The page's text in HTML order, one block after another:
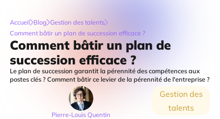
Accueil Blog Gestion des talents
Comment bâtir un plan de succession efficace ?
Comment bâtir un plan de
succession efficace ?
Le plan de succession garantit la pérennité des compétences aux
postes clés ? Comment bâtir ce levier de la pérennité de l'entreprise ?
Pierre-Louis Quentin
Gestion des
talents